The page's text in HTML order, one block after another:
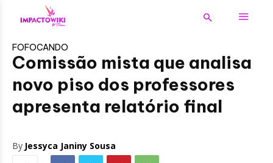
FOFOCANDO
Comissão mista que analisa
novo piso dos professores
apresenta relatório final
By Jessyca Janiny Sousa